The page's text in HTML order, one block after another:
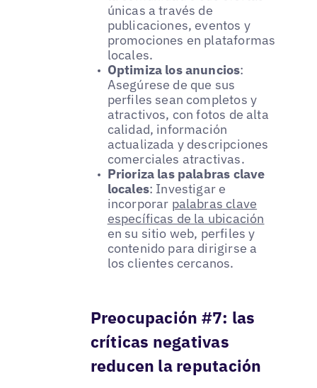
únicas a través de
publicaciones, eventos y
promociones en plataformas
locales.
Optimiza los anuncios:
Asegúrese de que sus
perfiles sean completos y
atractivos, con fotos de alta
calidad, información
actualizada y descripciones
comerciales atractivas.
Prioriza las palabras clave
locales: Investigar e
incorporar palabras clave
específicas de la ubicación
en su sitio web, perfiles y
contenido para dirigirse a
los clientes cercanos.
Preocupación #7: las
críticas negativas
reducen la reputación